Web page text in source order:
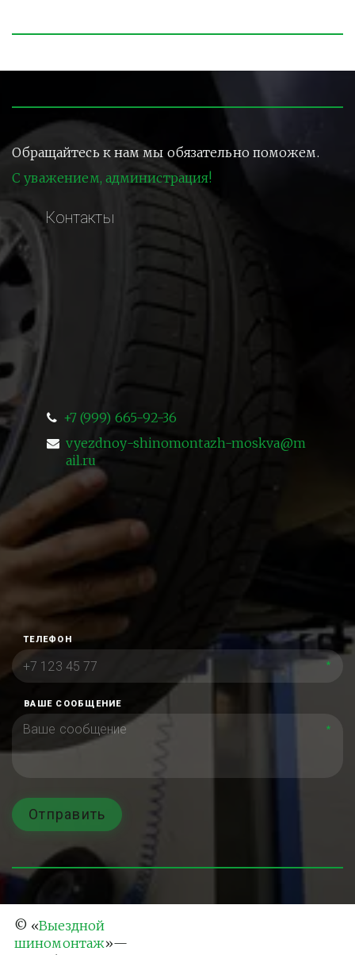
Обращайтесь к нам мы обязательно поможем.
С уважением, администрация!
Контакты
+7 (999) 665-92-36
vyezdnoy-shinomontazh-moskva@m
ail.ru
ТЕЛЕФОН
*
ВАШЕ СООБЩЕНИЕ
*
Отправить
© «Выездной
шиномонтаж»—